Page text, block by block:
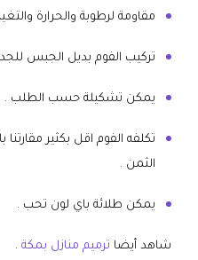
مقاومة لرطوبة والحرارة
تركيب الفوم بديل الجبس
يمكن تشكيلة حسب الطلب .
تكلفه الفوم اقل بكثير
الثمن .
يمكن طلائة باي لون تحب .
شاهد أيضا ترميم منازل بمكة .